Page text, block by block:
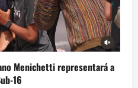
Menichetti representará a
16